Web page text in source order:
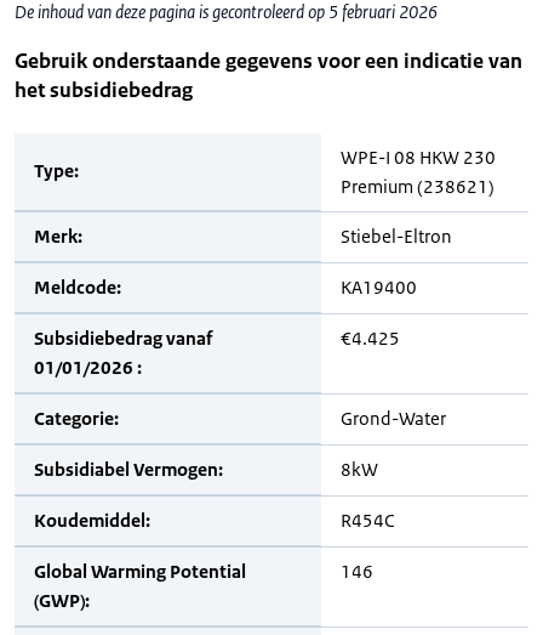
De inhoud van deze pagina is gecontroleerd op 5 februari 2026
Gebruik onderstaande gegevens voor een indicatie van
het subsidiebedrag
Type:
WPE-I 08 HKW 230
Premium (238621)
Merk: Stiebel-Eltron
Meldcode: KA19400
Subsidiebedrag vanaf
01/01/2026 :
€4.425
Categorie: Grond-Water
Subsidiabel Vermogen: 8kW
Koudemiddel: R454C
Global Warming Potential
(GWP):
146